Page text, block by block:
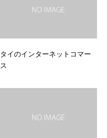
タイのインターネットコマー
ス